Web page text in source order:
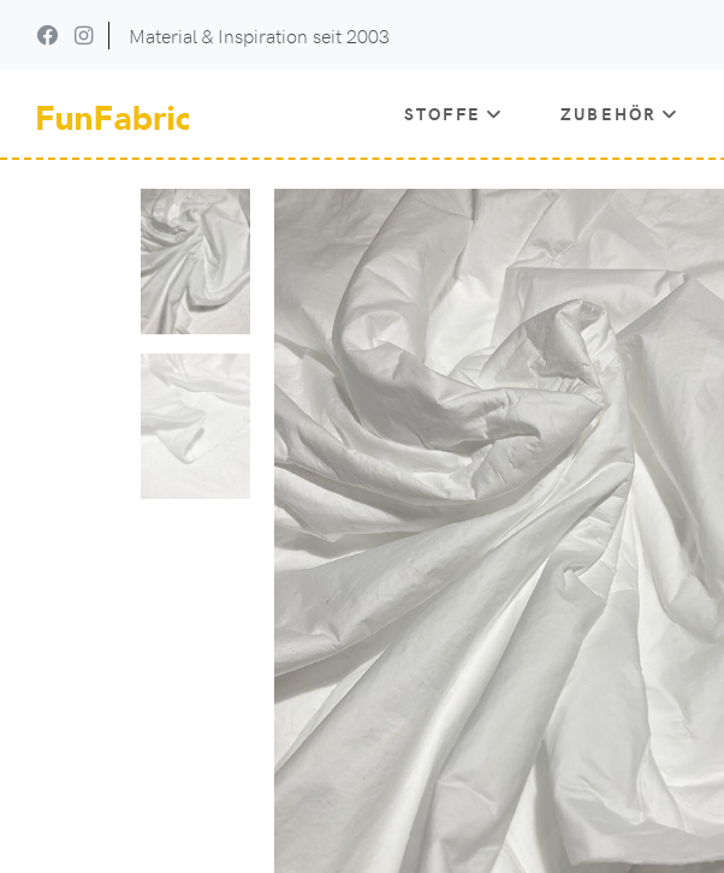
Material & Inspiration seit 2003
STOFFE ZUBEHÖR